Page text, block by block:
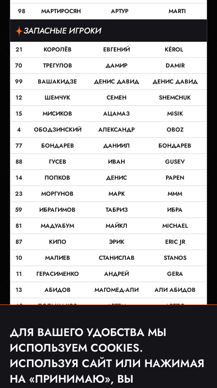
98
МАРТИРОСЯН АРТУР MARTI
ЗАПАСНЫЕ ИГРОКИ
21 КОРОЛЁВ ЕВГЕНИЙ
KÉROL
70
ТРЕГУЛОВ ДАМИР
DAMIR
99
ВАШАКИДЗЕ ДЕНИС ДАВИД
ДЕНИС ДАВИД
12
ШЕМЧУК СЕМЕН
SHEMCHUK
15
МИСИКОВ АЦАМАЗ
MISIK
4
ОБОДЗИНСКИЙ АЛЕКСАНДР
OBOZ
77
БОНДАРЕВ ДАНИИЛ
БОНДАРЕВ
88
ГУСЕВ ИВАН
GUSEV
14
ПОПКОВ ДЕНИС
PAPEN
23
МОРГУНОВ МАРК
МММ
59
ИБРАГИМОВ ТАБРИЗ
ИБРА
81
МАДУАБУМ МАЙКЛ
MICHAEL
87
КИПО ЭРИК
ERIC JR
10
МАЛИЕВ СТАНИСЛАВ
STANOS
11
ГЕРАСИМЕНКО АНДРЕЙ
GERA
13
АБИДОВ МАГОМЕД-АЛИ
АЛИ АБИДОВ
45
ПОЛЬШАКОВ АРТЕМ
АРТПО
9
АКИО ДЕННИС ДЕННИС
ДЛЯ ВАШЕГО УДОБСТВА МЫ
ИСПОЛЬЗУЕМ COOKIES.
ИСПОЛЬЗУЯ САЙТ ИЛИ НАЖИМАЯ
НА «ПРИНИМАЮ», ВЫ